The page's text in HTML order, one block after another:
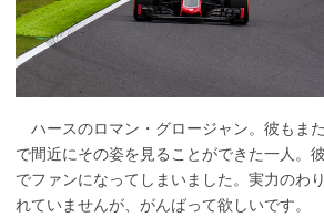
ハースのロマン・グロージャン。彼もま
で間近にその姿を見ることができた一人。
でファンになってしまいました。実力のわ
れていませんが、がんばって欲しいです。